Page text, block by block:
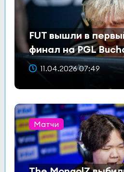
FUT вышли в
финал на PGL
11.04.2026 07:49
Матчи